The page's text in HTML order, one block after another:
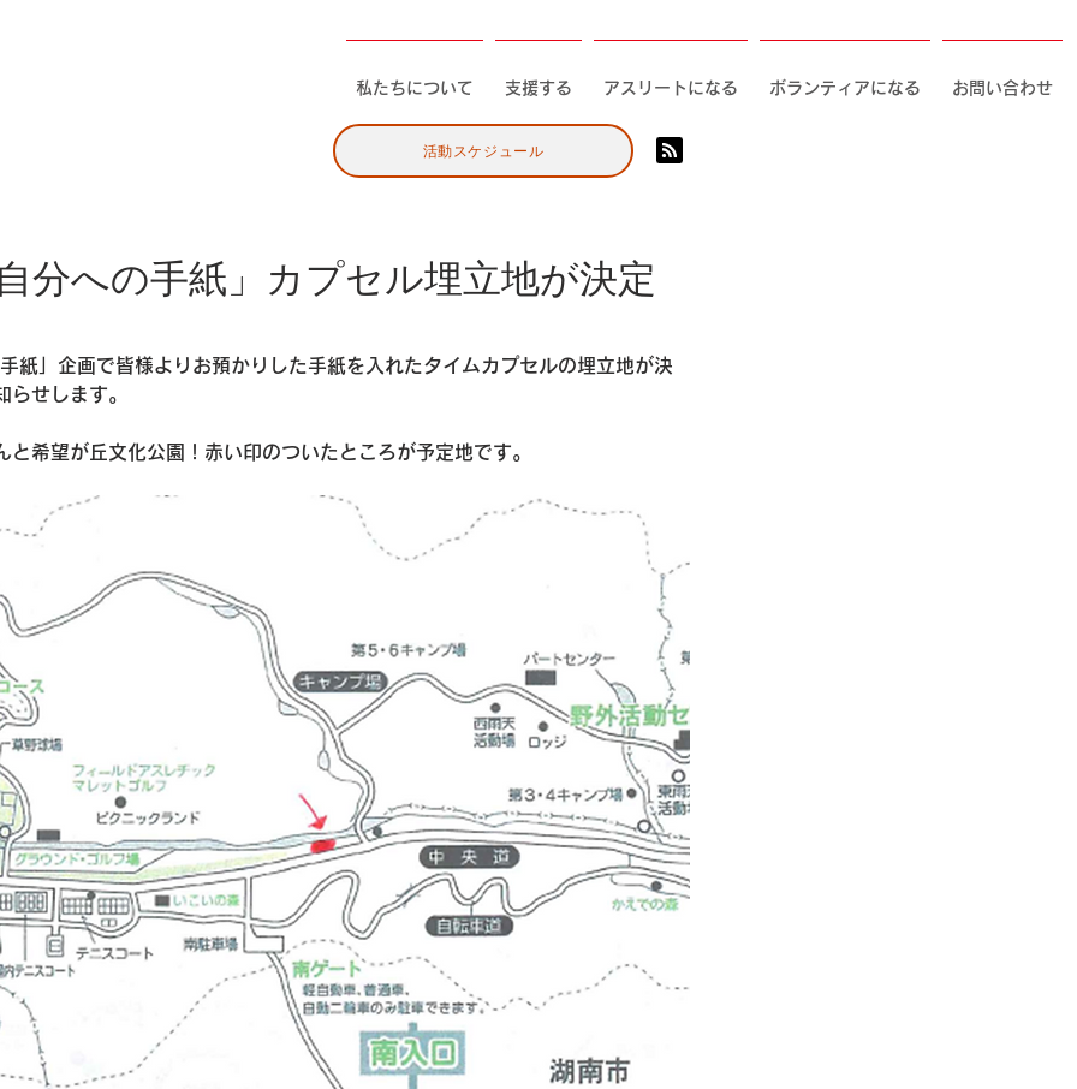
私たちについて 支援する アスリートになる ボランティアになる お問い合わせ
活動スケジュール
分への手紙」カプセル埋立地が決定
」企画で皆様よりお預かりした手紙を入れたタイムカプセルの埋立地が決
らせします。
希望が丘文化公園！赤い印のついたところが予定地です。